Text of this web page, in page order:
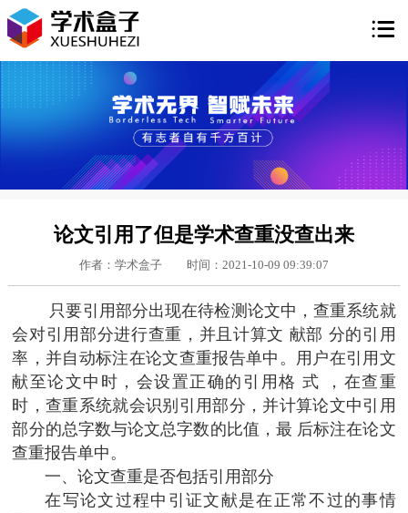

论文引用了但是学术查重没查出来
作者：学术盒子 时间：2021-10-09 09:39:07
只要引用部分出现在待检测论文中，查重系统就
会对引用部分进行查重，并且计算文 献部 分的引用
率，并自动标注在论文查重报告单中。用户在引用文
献至论文中时，会设置正确的引用格 式 ，在查重
时，查重系统就会识别引用部分，并计算论文中引用
部分的总字数与论文总字数的比值，最 后标注在论文
查重报告单中。
一、论文查重是否包括引用部分
在写论文过程中引证文献是在正常不过的事情